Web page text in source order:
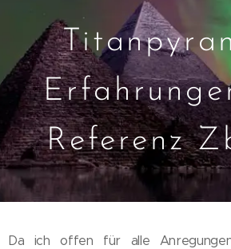
Referenz
Da ich offen für alle